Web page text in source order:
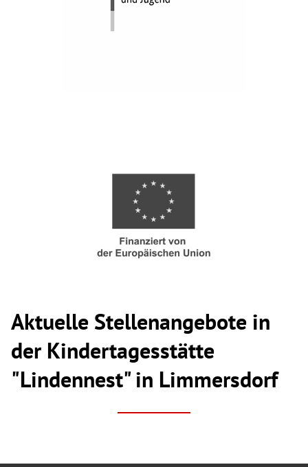
Aktuelle Stellenangebote in
der Kindertagesstätte
"Lindennest" in Limmersdorf